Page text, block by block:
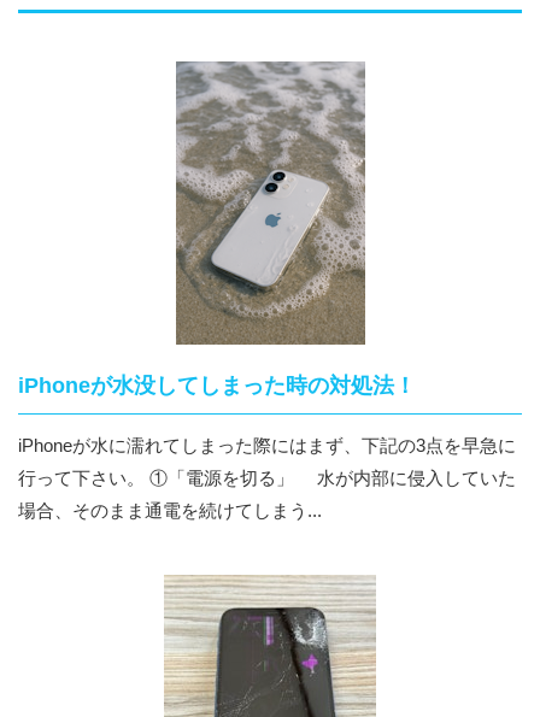
iPhoneが水没してしまった時の対処法！
iPhoneが水に濡れてしまった際にはまず、下記の3点を早急に
行って下さい。 ①「電源を切る」 水が内部に侵入していた
場合、そのまま通電を続けてしまう...